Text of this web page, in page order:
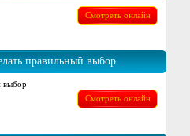
Смотреть онлайн
правильный выбор
выбор
Смотреть онлайн